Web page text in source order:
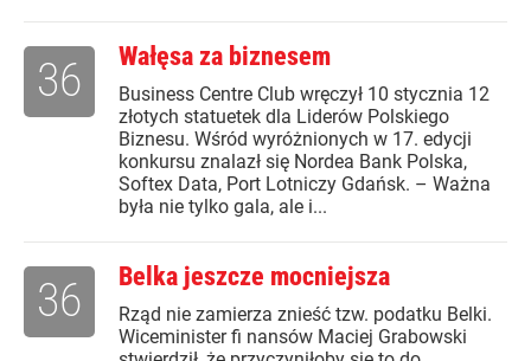
Wałęsa za biznesem
Business Centre Club wręczył 10 stycznia 12
złotych statuetek dla Liderów Polskiego
Biznesu. Wśród wyróżnionych w 17. edycji
konkursu znalazł się Nordea Bank Polska,
Softex Data, Port Lotniczy Gdańsk. – Ważna
była nie tylko gala, ale i...
36
Belka jeszcze mocniejsza
Rząd nie zamierza znieść tzw. podatku Belki.
Wiceminister fi nansów Maciej Grabowski
36